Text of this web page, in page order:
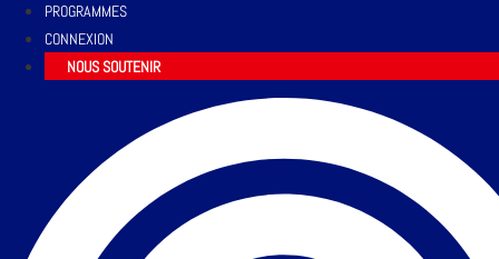
PROGRAMMES
CONNEXION
NOUS SOUTENIR